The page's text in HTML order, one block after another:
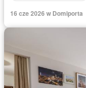
16 cze 2026 w Domiporta